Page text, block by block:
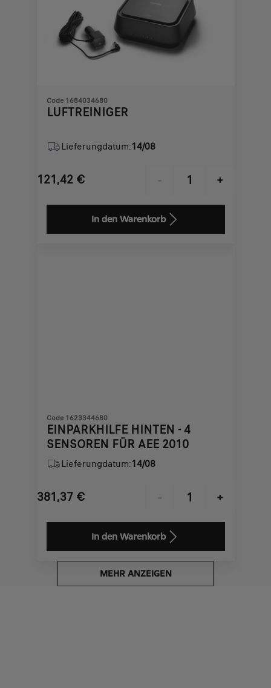
Code 1684034680
LUFTREINIGER
Lieferungdatum:14/08
121,42 €
Price
121,42
-
+
Quantity
to:
In den Warenkorb
Code 1623344680
EINPARKHILFE HINTEN - 4
SENSOREN FÜR AEE 2010
Lieferungdatum:14/08
381,37 €
Price
381,37
-
+
Quantity
to:
In den Warenkorb
MEHR ANZEIGEN